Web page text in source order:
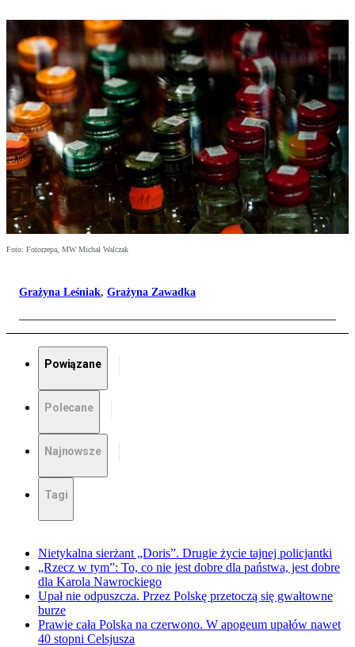
Foto: Fotorzepa, MW Michał Walczak
Grażyna Leśniak, Grażyna Zawadka
Powiązane
Polecane
Najnowsze
Tagi
Nietykalna sierżant „Doris”. Drugie życie tajnej policjantki
„Rzecz w tym”: To, co nie jest dobre dla państwa, jest dobre
dla Karola Nawrockiego
Upał nie odpuszcza. Przez Polskę przetoczą się gwałtowne
burze
Prawie cała Polska na czerwono. W apogeum upałów nawet
40 stopni Celsjusza